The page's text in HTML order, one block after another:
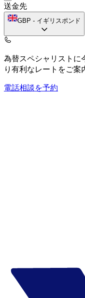
送金先
GBP - イギリスポンド
為替スペシャリストに
り有利なレートをご案
電話相談を予約